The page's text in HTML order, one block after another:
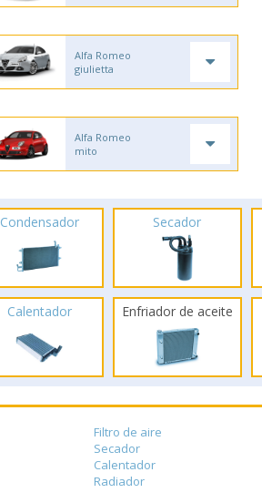
Alfa Romeo
giulietta
Alfa Romeo
mito
Condensador Secador
Calentador Enfriador de aceite
Filtro de aire
Secador
Calentador
Radiador